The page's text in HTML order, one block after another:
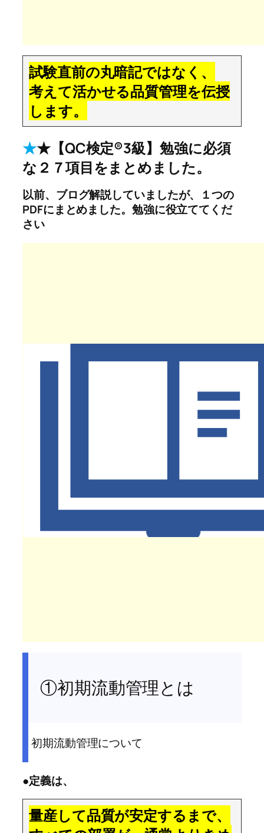
試験直前の丸暗記ではなく、
考えて活かせる品質管理を伝授
します。
★★【QC検定®3級】勉強に必須
な２７項目をまとめました。
以前、ブログ解説していましたが、１つの
PDFにまとめました。勉強に役立ててくだ
さい
①初期流動管理とは
初期流動管理について
●定義は、
量産して品質が安定するまで、